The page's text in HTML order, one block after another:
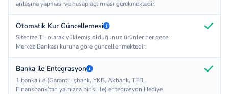
anlaşma yapması ve hesap açtırması gerekmektedir.
Otomatik Kur Güncellemesi
Sitenize TL olarak yüklemiş olduğunuz ürünler her gece
Merkez Bankası kuruna göre güncellenmektedir.
Banka ile Entegrasyon
1 banka ile (Garanti, İşbank, YKB, Akbank, TEB,
Finansbank’tan yalnızca birisi ile) entegrasyon Hediye